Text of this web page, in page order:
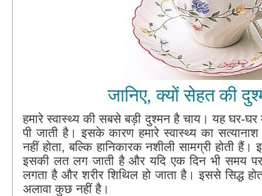
जानिए, क्यों सेहत की
हमारे स्वास्थ्य की सबसे बड़ी दुश्मन है चाय। यह घर-घर
पी जाती है। इसके कारण हमारे स्वास्थ्य का
नहीं होता, बल्कि हानिकारक नशीली सामग्री होती
इसकी लत लग जाती है और यदि एक दिन भी समय
लगता है और शरीर शिथिल हो जाता है। इससे सिद्ध
अलावा कुछ नहीं है।